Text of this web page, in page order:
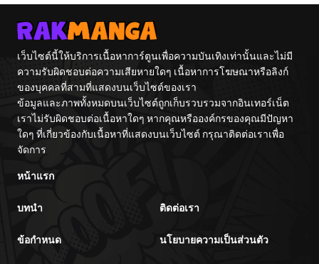
จักรพรรดิเทพดาบ
ผงาดเหนือชาติภพ
เว็บไซต์นี้ให้บริการเนื้อหาการ์ตูนเพื่อความบันเทิงเท่านั้นและไม่มี
ความรับผิดชอบต่อความเสียหายใดๆ เนื้อหาการโฆษณาหรือลิงก์
ของบุคคลที่สามที่แสดงบนเว็บไซต์ของเรา
ข้อมูลและภาพทั้งหมดบนเว็บไซต์ถูกเก็บรวบรวมจากอินเทอร์เน็ต
เราไม่รับผิดชอบต่อเนื้อหาใดๆ หากคุณหรือองค์กรของคุณมีปัญหา
ใดๆ ที่เกี่ยวข้องกับเนื้อหาที่แสดงบนเว็บไซต์ กรุณาติดต่อเราเพื่อ
จัดการ
หน้าแรก
บทนำ ติดต่อเรา
ข้อกำหนด นโยบายความเป็นส่วนตัว